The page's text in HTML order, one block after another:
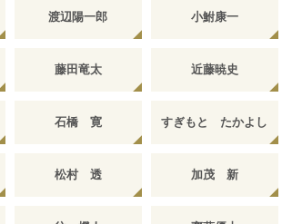
渡辺陽一郎 小鮒康一
藤田竜太 近藤暁史
石橋 寛 すぎもと たかよし
松村 透 加茂 新